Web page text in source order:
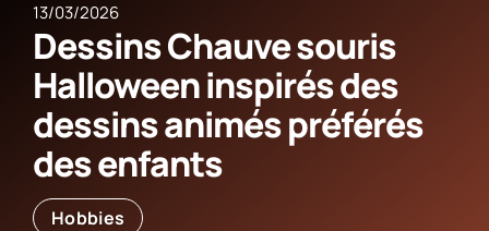
13/03/2026
Dessins Chauve souris
Halloween inspirés des
dessins animés préférés
des enfants
Hobbies